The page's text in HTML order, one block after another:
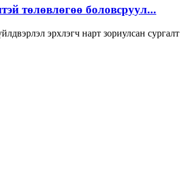
төлөвлөгөө боловсруул...
эрхлэгч нарт зориулсан